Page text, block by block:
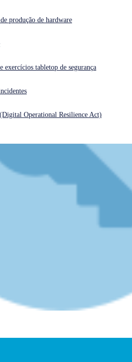
Obtenha ajuda imediata
switcher
produção de hardware
exercícios tabletop de segurança
Operational Resilience Act)
different computers.